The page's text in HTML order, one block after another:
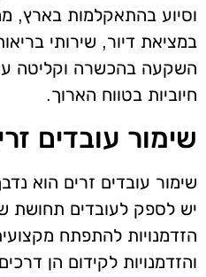
וסיוע בהתאקלמות בארץ,
במציאת דיור, שירותי
השקעה בהכשרה וקליטה
חיוביות בטווח הארוך.
שימור עובדים
שימור עובדים זרים הוא
יש לספק לעובדים תחושת
הזדמנויות להתפתח
והזדמנויות לקידום הן